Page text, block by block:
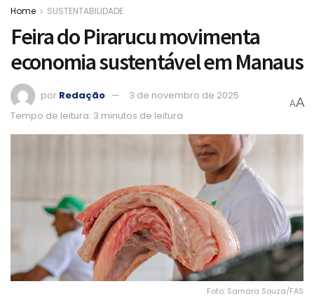
Home SUSTENTABILIDADE
Feira do Pirarucu movimenta
economia sustentável em Manaus
por Redação
3 de novembro de 2025
Tempo de leitura: 3 minutos de leitura
AA
Foto: Samara Souza/FAS